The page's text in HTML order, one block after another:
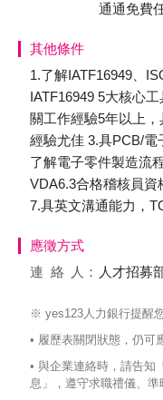
通通免費
其他條件
1.了解IATF16949、
IATF16949 5大核心
關工作經驗5年以上
經驗尤佳 3.具PCB/電
了解電子零件製造流
VDA6.3合格稽核員資
7.具英文溝通能力，
應徵方式
連絡
人： 人才招募
※ yes123人力銀行提醒
• 履歷表關閉狀態，仍可
• 與企業連絡時，請告知
息」，遵守求職禮儀、準